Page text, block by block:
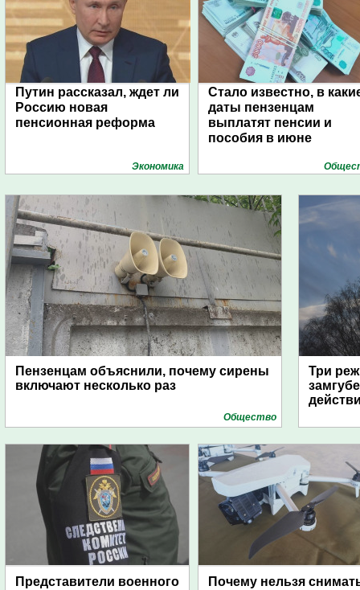
Путин рассказал, ждет ли
Россию новая
пенсионная реформа
Экономика
Стало известно, в
даты пензенцам
выплатят пенсии и
пособия в июне
Пензенцам объяснили, почему сирены
включают несколько раз
Общество
Три
Представители военного
Почему нельзя